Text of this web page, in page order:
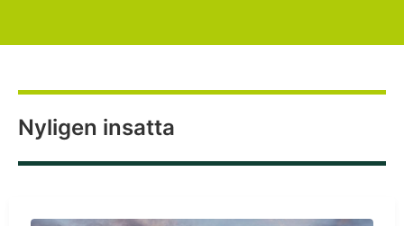
Högklassiga rundresor
Resebyrå Ingves Travel erbjuder kvalitetsresor inom
Norden, till Baltikum, Europa och övriga världen
Nyligen insatta